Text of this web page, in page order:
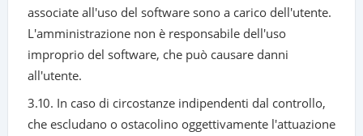
associate all'uso del software sono a carico dell'utente.
L'amministrazione non è responsabile dell'uso
improprio del software, che può causare danni
all'utente.
3.10. In caso di circostanze indipendenti dal controllo,
che escludano o ostacolino oggettivamente l'attuazione